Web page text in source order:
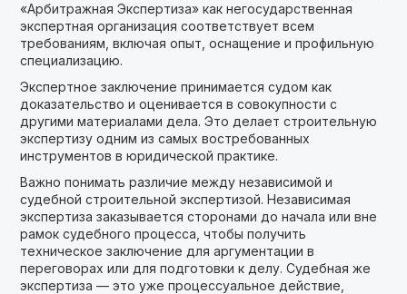
«Арбитражная Экспертиза» как негосударственная
экспертная организация соответствует всем
требованиям, включая опыт, оснащение и профильную
специализацию.
Экспертное заключение принимается судом как
доказательство и оценивается в совокупности с
другими материалами дела. Это делает строительную
экспертизу одним из самых востребованных
инструментов в юридической практике.
Важно понимать различие между независимой и
судебной строительной экспертизой. Независимая
экспертиза заказывается сторонами до начала или вне
рамок судебного процесса, чтобы получить
техническое заключение для аргументации в
переговорах или для подготовки к делу. Судебная же
экспертиза — это уже процессуальное действие,